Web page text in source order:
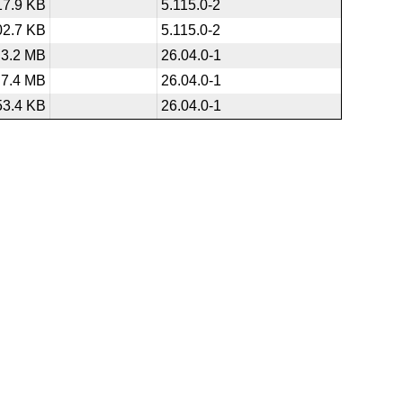
KB
5.115.0-2
KB
5.115.0-2
3.2 MB
26.04.0-1
7.4 MB
26.04.0-1
KB
26.04.0-1